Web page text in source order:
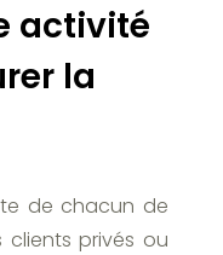
activité
la
de chacun de
clients privés ou